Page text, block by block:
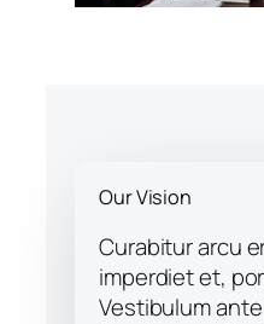
Our Vision
Curabitur arcu
imperdiet et,
Vestibulum